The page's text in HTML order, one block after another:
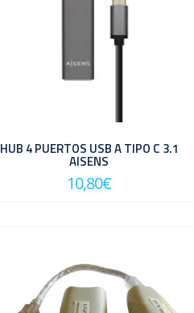
HUB 4 PUERTOS USB A TIPO C 3.1
AISENS
10,80€